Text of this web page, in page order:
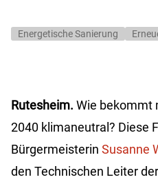
Energetische Sanierung
Rutesheim. Wie bekommt
2040 klimaneutral? Diese
Bürgermeisterin Susanne
den Technischen Leiter der